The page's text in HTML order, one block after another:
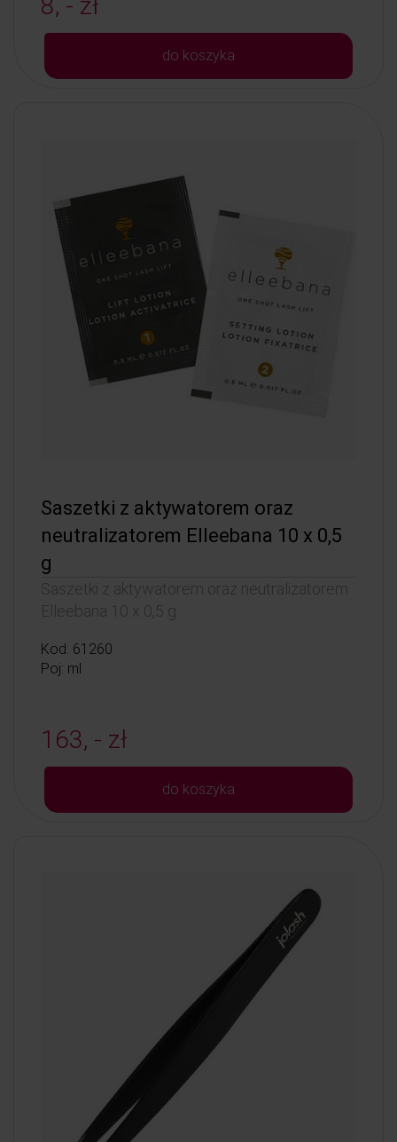
do koszyka
Saszetki z aktywatorem oraz
neutralizatorem Elleebana 10 x 0,5
g
Saszetki z aktywatorem oraz neutralizatorem
Elleebana 10 x 0,5 g
Kod: 61260
Poj: ml
163, - zł
do koszyka